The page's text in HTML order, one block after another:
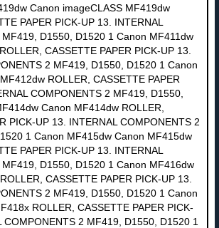
Canon imageCLASS MF419dw
PAPER PICK-UP 13. INTERNAL
D1550, D1520 1 Canon MF411dw
CASSETTE PAPER PICK-UP 13.
2 MF419, D1550, D1520 1 Canon
ROLLER, CASSETTE PAPER
COMPONENTS 2 MF419, D1550,
Canon MF414dw ROLLER,
PICK-UP 13. INTERNAL COMPONENTS 2
1 Canon MF415dw Canon MF415dw
PAPER PICK-UP 13. INTERNAL
D1550, D1520 1 Canon MF416dw
CASSETTE PAPER PICK-UP 13.
2 MF419, D1550, D1520 1 Canon
ROLLER, CASSETTE PAPER PICK-
COMPONENTS 2 MF419, D1550, D1520 1